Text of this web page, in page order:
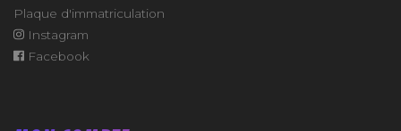
Plaque d'immatriculation
Instagram
Facebook